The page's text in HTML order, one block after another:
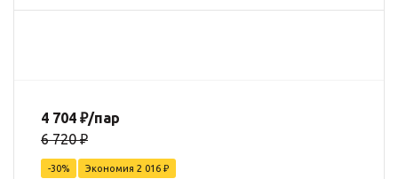
4 704 ₽/пар
6 720₽
-30% Экономия 2 016 ₽